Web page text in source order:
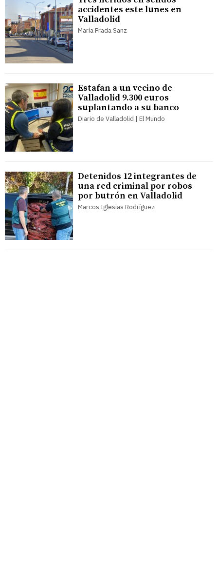
accidentes este lunes en
Valladolid
María Prada Sanz
Estafan a un vecino de
Valladolid 9.300 euros
suplantando a su banco
Diario de Valladolid | El Mundo
Detenidos 12 integrantes de
una red criminal por robos
por butrón en Valladolid
Marcos Iglesias Rodríguez